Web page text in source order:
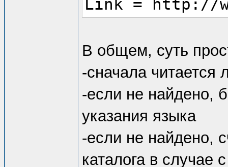
Link = http://
В общем, суть
-сначала читается
-если не найдено,
указания языка
-если не найдено,
каталога в случае